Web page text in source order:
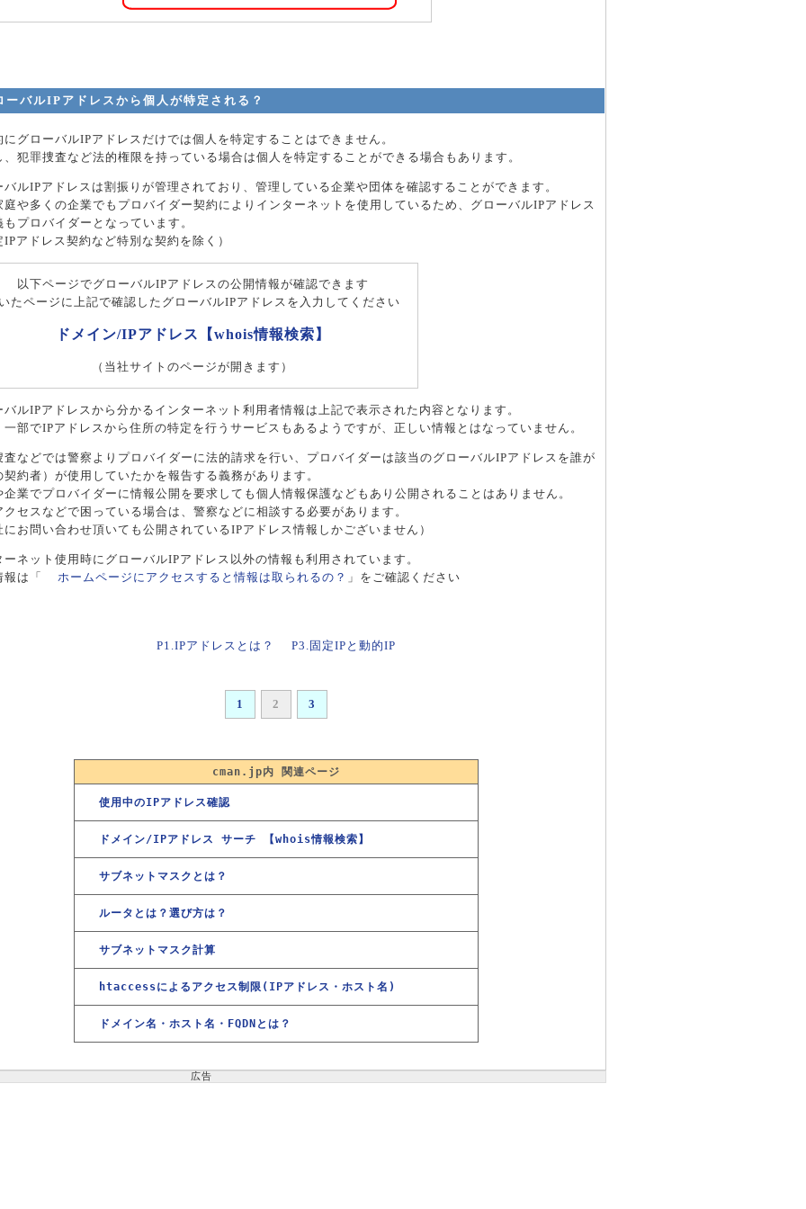
ーバルIPアドレスから個人が特定される？
にグローバルIPアドレスだけでは個人を特定することはできません。
、犯罪捜査など法的権限を持っている場合は個人を特定することができる場合もあります。
バルIPアドレスは割振りが管理されており、管理している企業や団体を確認することができます。
庭や多くの企業でもプロバイダー契約によりインターネットを使用しているため、グローバルIPアドレス
もプロバイダーとなっています。
IPアドレス契約など特別な契約を除く）
以下ページでグローバルIPアドレスの公開情報が確認できます
たページに上記で確認したグローバルIPアドレスを入力してください
ドメイン/IPアドレス【whois情報検索】
（当社サイトのページが開きます）
バルIPアドレスから分かるインターネット利用者情報は上記で表示された内容となります。
一部でIPアドレスから住所の特定を行うサービスもあるようですが、正しい情報とはなっていません。
査などでは警察よりプロバイダーに法的請求を行い、プロバイダーは該当のグローバルIPアドレスを誰が
契約者）が使用していたかを報告する義務があります。
企業でプロバイダーに情報公開を要求しても個人情報保護などもあり公開されることはありません。
クセスなどで困っている場合は、警察などに相談する必要があります。
にお問い合わせ頂いても公開されているIPアドレス情報しかございません）
ーネット使用時にグローバルIPアドレス以外の情報も利用されています。
は「
ホームページにアクセスすると情報は取られるの？ 」をご確認ください
P1.IPアドレスとは？ P3.固定IPと動的IP
1 2 3
cman.jp内 関連ページ
使用中のIPアドレス確認
ドメイン/IPアドレス サーチ 【whois情報検索】
サブネットマスクとは？
ルータとは？選び方は？
サブネットマスク計算
htaccessによるアクセス制限(IPアドレス・ホスト名)
ドメイン名・ホスト名・FQDNとは？
広告